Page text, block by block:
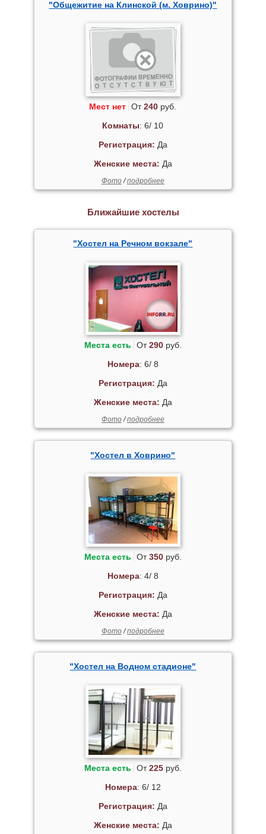
"Общежитие на Клинской (м. Ховрино)"
Мест нет От240 руб.
Комнаты: 6/ 10
Регистрация: Да
Женские места: Да
Фото/подробнее
Ближайшие хостелы
"Хостел на Речном вокзале"
Места есть От290руб.
Номера: 6/ 8
Регистрация: Да
Женские места: Да
Фото/подробнее
"Хостел в Ховрино"
Места есть От350руб.
Номера: 4/ 8
Регистрация: Да
Женские места: Да
Фото/подробнее
"Хостел на Водном стадионе"
Места есть От225руб.
Номера: 6/ 12
Регистрация: Да
Женские места: Да